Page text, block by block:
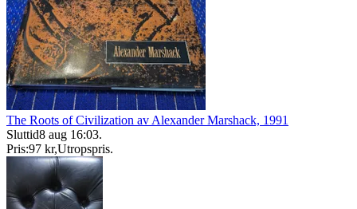
The Roots of Civilization av Alexander Marshack, 1991
Sluttid8 aug 16:03.
Pris:97 kr,Utropspris.